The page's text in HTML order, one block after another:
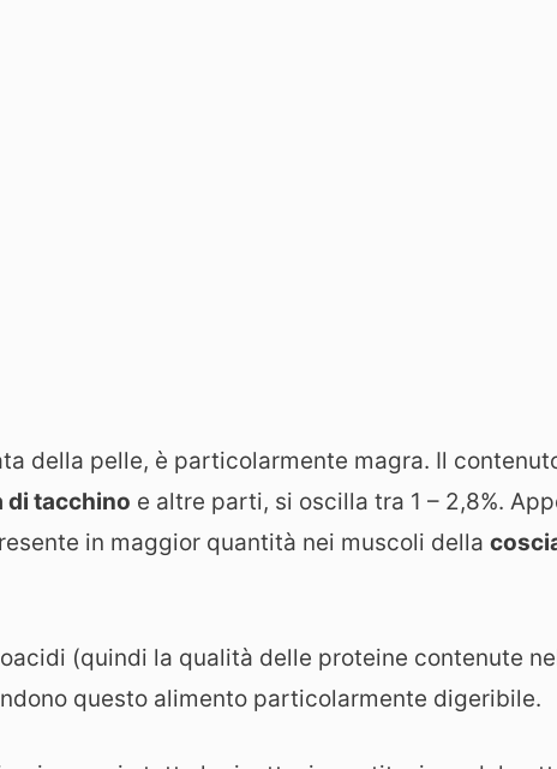
della pelle, è particolarmente magra. Il
di tacchino e altre parti, si oscilla tra 1 – 2,8%.
in maggior quantità nei muscoli della
(quindi la qualità delle proteine contenute
questo alimento particolarmente digeribile.